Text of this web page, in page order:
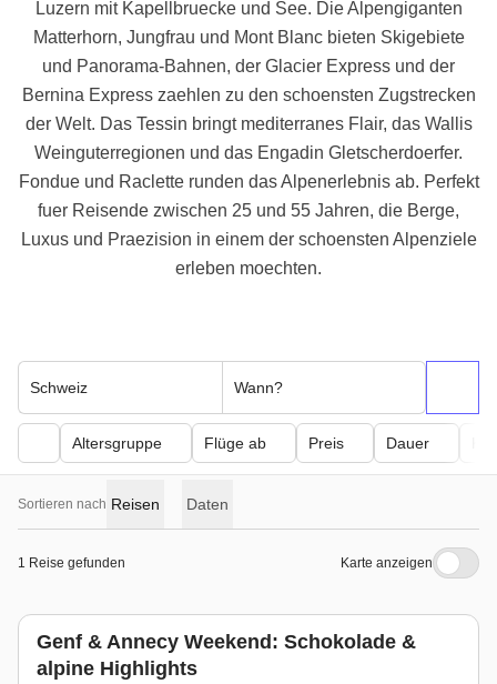
Luzern mit Kapellbruecke und See. Die Alpengiganten
Matterhorn, Jungfrau und Mont Blanc bieten Skigebiete
und Panorama-Bahnen, der Glacier Express und der
Bernina Express zaehlen zu den schoensten Zugstrecken
der Welt. Das Tessin bringt mediterranes Flair, das Wallis
Weinguterregionen und das Engadin Gletscherdoerfer.
Fondue und Raclette runden das Alpenerlebnis ab. Perfekt
fuer Reisende zwischen 25 und 55 Jahren, die Berge,
Luxus und Praezision in einem der schoensten Alpenziele
erleben moechten.
Schweiz Wann?
Altersgruppe Flüge ab Preis Dauer
Sortieren nach Reisen Daten
1 Reise gefunden Karte anzeigen
Genf & Annecy Weekend: Schokolade &
alpine Highlights